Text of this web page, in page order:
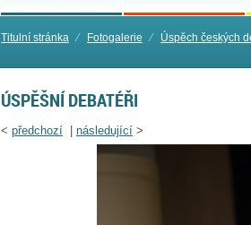
Titulní stránka ⁄ Fotogalerie ⁄ Úspěch českých
ÚSPĚŠNÍ DEBATÉŘI
< předchozí následující >